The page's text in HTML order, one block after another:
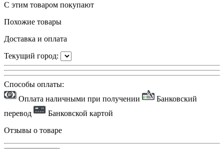
С этим товаром покупают
Похожие товары
Доставка и оплата
Текущий город:
Способы оплаты:
Оплата наличными при получении
Банковский
перевод
Банковской картой
Отзывы о товаре